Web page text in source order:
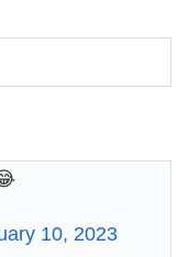
10, 2023